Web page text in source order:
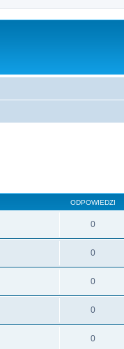
ODPOWIEDZI
0
0
0
0
0